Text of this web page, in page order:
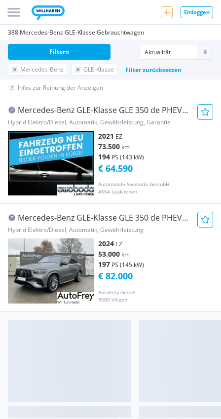
Einloggen
388 Mercedes-Benz GLE-Klasse Gebrauchtwagen
Mercedes-Benz GLE-Klasse Filter zurücksetzen
Filtern
Infos zur Reihung der Anzeigen
Mercedes-Benz GLE-Klasse GLE 350 de PHEV
Coupé 4MATIC Aut.
Hybrid Elektro/Diesel, Automatik, Gewährleistung, Garantie
2021 EZ
73.500 km
194 PS (143 kW)
Automobile Swoboda GesmbH
4664 Laakirchen
€ 64.590
Mercedes-Benz GLE-Klasse GLE 350 de PHEV
4MATIC
Hybrid Elektro/Diesel, Automatik, Gewährleistung
2024 EZ
53.000 km
197 PS (145 kW)
AutoFrey GmbH
9500 Villach
€ 82.000